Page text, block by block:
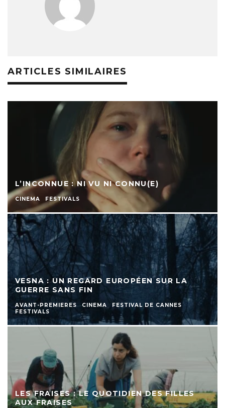
ARTICLES SIMILAIRES
L’INCONNUE : NI VU NI CONNU(E)
CINEMA FESTIVALS
VESNA : UN REGARD EUROPÉEN SUR LA
GUERRE SANS FIN
AVANT-PREMIERES CINEMA
FESTIVAL DE CANNES
FESTIVALS
LES FRAISES : LE QUOTIDIEN DES FILLES
AUX FRAISES